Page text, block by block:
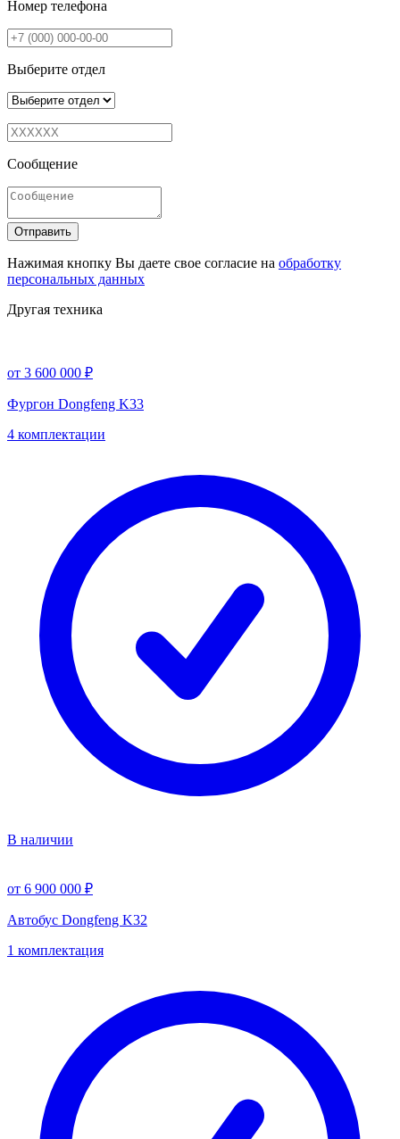
Номер телефона
Выберите отдел
Сообщение
Отправить
Нажимая кнопку Вы даете свое согласие на обработку
персональных данных
Другая техника
от 3 600 000 ₽
Фургон Dongfeng K33
4 комплектации
В наличии
от 6 900 000 ₽
Автобус Dongfeng K32
1 комплектация